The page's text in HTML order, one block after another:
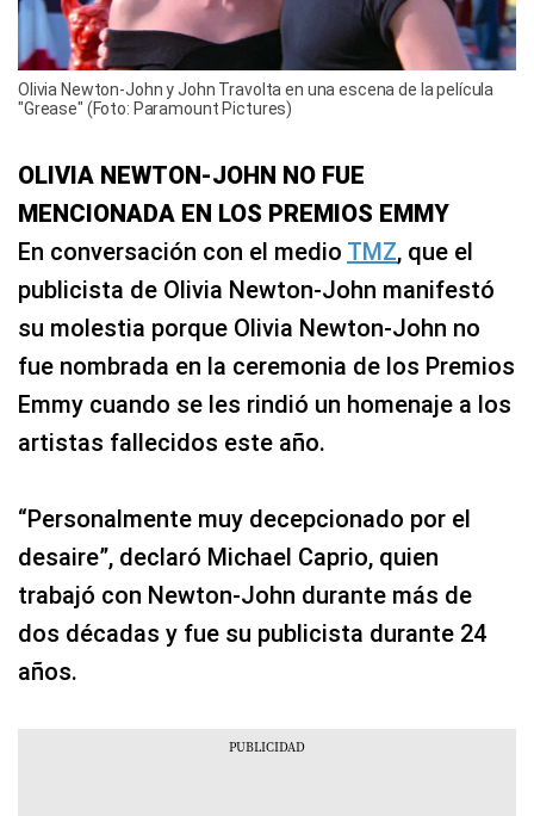
Olivia Newton-John y John Travolta en una escena de la película
"Grease" (Foto: Paramount Pictures)
OLIVIA NEWTON-JOHN NO FUE
MENCIONADA EN LOS PREMIOS EMMY
En conversación con el medio TMZ, que el
publicista de Olivia Newton-John manifestó
su molestia porque Olivia Newton-John no
fue nombrada en la ceremonia de los Premios
Emmy cuando se les rindió un homenaje a los
artistas fallecidos este año.
“Personalmente muy decepcionado por el
desaire”, declaró Michael Caprio, quien
trabajó con Newton-John durante más de
dos décadas y fue su publicista durante 24
años.